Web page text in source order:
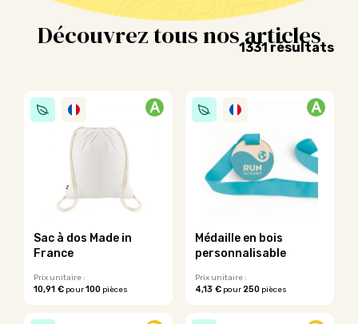
Découvrez tous nos articles
1331 résultats
A
Sac à dos Made in
France
Prix unitaire :
10,91 € pour100 pièces
produit
A
Médaille en bois
personnalisable
Prix unitaire :
4,13 €pour250pièces
produit